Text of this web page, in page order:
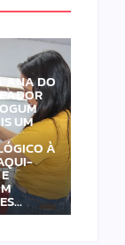
ANA DO
UM
À